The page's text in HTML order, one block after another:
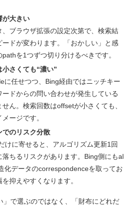
が大きい
、ブラウザ拡張の設定次第で、検索結
ドが変わります。「おかしい」と感
を1つずつ切り分けるべきです。
さくても“濃い”
に任せつつ、Bing経由ではニッチキー
ードからの問い合わせが発生している
ん。検索回数はoffsetが小さくても、
ージです。
でのリスク分散
けに寄せると、アルゴリズム更新1回
落ちるリスクがあります。Bing側にもal
化データのcorrespondenceを取ってお
抑えやすくなります。
」で選ぶのではなく、「財布にどれだ